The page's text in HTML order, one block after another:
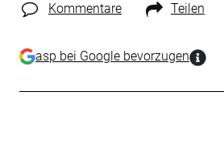
Kommentare Teilen
asp bei Google bevorzugen